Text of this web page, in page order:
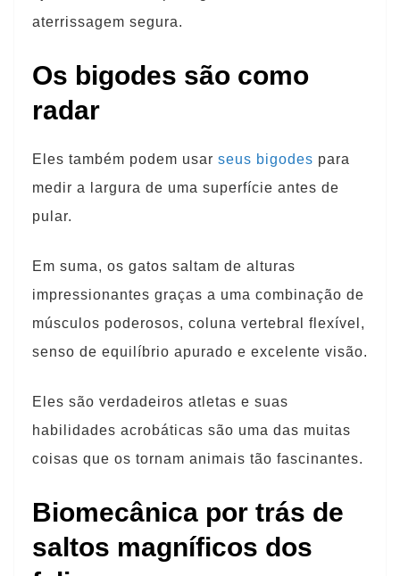
aterrissagem segura.
Os bigodes são como
radar
Eles também podem usar seus bigodes para
medir a largura de uma superfície antes de
pular.
Em suma, os gatos saltam de alturas
impressionantes graças a uma combinação de
músculos poderosos, coluna vertebral flexível,
senso de equilíbrio apurado e excelente visão.
Eles são verdadeiros atletas e suas
habilidades acrobáticas são uma das muitas
coisas que os tornam animais tão fascinantes.
Biomecânica por trás de
saltos magníficos dos